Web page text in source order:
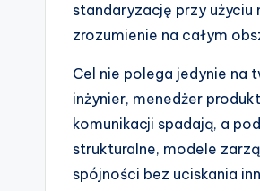
si
standaryzację przy
zrozumienie na całym
Cel nie polega jedynie na
inżynier, menedżer
komunikacji spadają, a
strukturalne, modele
spójności bez uciskania